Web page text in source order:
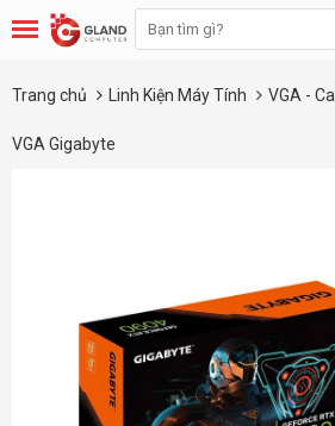
Trang chủ Linh Kiện Máy Tính VGA -
VGA Gigabyte